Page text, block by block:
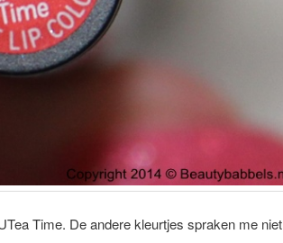
Time. De andere kleurtjes spraken me niet